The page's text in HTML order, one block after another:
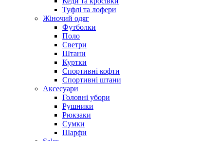
Туфлі та лофери
Жіночий одяг
Футболки
Поло
Светри
Штани
Куртки
Cпортивні кофти
Спортивні штани
Аксесуари
Головні убори
Рушники
Рюкзаки
Сумки
Шарфи